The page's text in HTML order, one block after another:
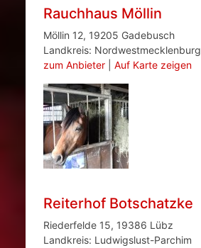
Rauchhaus Möllin
Möllin 12, 19205 Gadebusch
Landkreis: Nordwestmecklenburg
zum Anbieter| Auf Karte zeigen
Reiterhof Botschatzke
Riederfelde 15, 19386 Lübz
Landkreis: Ludwigslust-Parchim